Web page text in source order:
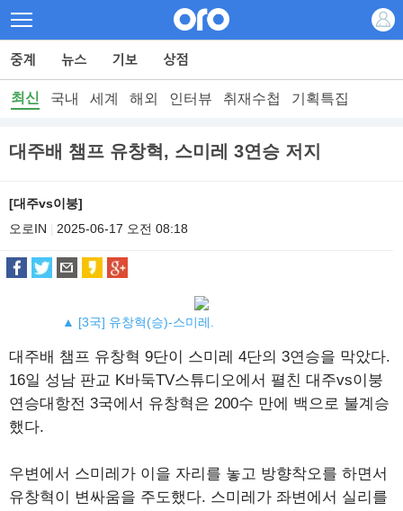
최신 국내 세계 해외 인터뷰 취재수첩 기획특집
대주배 챔프 유창혁, 스미레 3연승 저지
[대주vs이붕]
오로IN
2025-06-17 오전 08:18
▲ [3국] 유창혁(승)-스미레.
대주배 챔프 유창혁 9단이 스미레 4단의 3연승을 막았다.
16일 성남 판교 K바둑TV스튜디오에서 펼친 대주vs이붕
연승대항전 3국에서 유창혁은 200수 만에 백으로 불계승
했다.
우변에서 스미레가 이을 자리를 놓고 방향착오를 하면서
유창혁이 변싸움을 주도했다. 스미레가 좌변에서 실리를